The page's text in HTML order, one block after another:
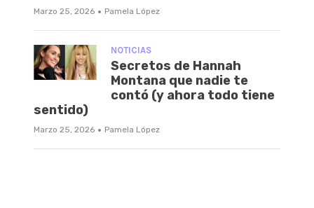
Marzo 25, 2026 · Pamela López
NOTICIAS
Secretos de Hannah
Montana que nadie te
contó (y ahora todo tiene
sentido)
Marzo 25, 2026 · Pamela López